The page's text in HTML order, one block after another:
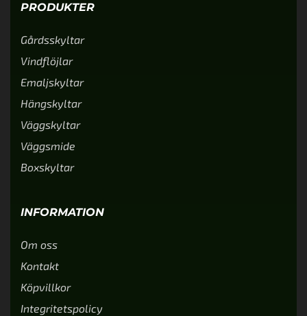
PRODUKTER
Gårdsskyltar
Vindflöjlar
Emaljskyltar
Hängskyltar
Väggskyltar
Väggsmide
Boxskyltar
INFORMATION
Om oss
Kontakt
Köpvillkor
Integritetspolicy